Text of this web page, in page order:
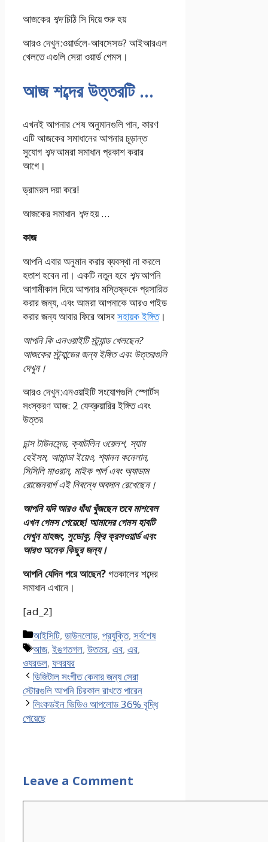
আজকের শব্দচিঠি সি দিয়ে শুরু হয়
আরও দেখুন:ওয়ার্ডলে-আবসেসড? আইআরএল
খেলতে এগুলি সেরা ওয়ার্ড গেমস।
আজ শব্দের উত্তরটি …
এখনই আপনার শেষ অনুমানগুলি পান, কারণ
এটি আজকের সমাধানের আপনার চূড়ান্ত
সুযোগ শব্দআমরা সমাধান প্রকাশ করার
আগে।
ড্রামরল দয়া করে!
আজকের সমাধান শব্দহয় …
কাজ
আপনি এবার অনুমান করার ব্যবস্থা না করলে
হতাশ হবেন না। একটি নতুন হবে শব্দআপনি
আগামীকাল দিয়ে আপনার মস্তিষ্ককে প্রসারিত
করার জন্য, এবং আমরা আপনাকে আরও গাইড
করার জন্য আবার ফিরে আসবসহায়ক ইঙ্গিত।
আপনি কি এনওয়াইটি স্ট্র্যান্ড খেলছেন?
আজকের স্ট্র্যান্ডের জন্য ইঙ্গিত এবং উত্তরগুলি
দেখুন।
আরও দেখুন:এনওয়াইটি সংযোগগুলি স্পোর্টস
সংস্করণ আজ: 2 ফেব্রুয়ারির ইঙ্গিত এবং
উত্তর
চান্স টাউনসেন্ড, ক্যাটলিন ওয়েলশ, স্যাম
হেইসম, আমান্ডা ইয়েও, শ্যানন কনেলান,
সিসিলি মাওরান, মাইক পার্ল এবং অ্যাডাম
রোজেনবার্গ এই নিবন্ধে অবদান রেখেছেন।
আপনি যদি আরও ধাঁধা খুঁজছেন তবে মাশবেল
এখন গেমস পেয়েছে!আমাদের গেমস হাবটি
দেখুনমাহজং, সুডোকু, ফ্রি ক্রসওয়ার্ড এবং
আরও অনেক কিছুর জন্য।
আপনি যেদিন পরে আছেন?গতকালের শব্দের
সমাধান এখানে।
[ad_2]
Categories
আইসিটি, ডাউনলোড, প্রযুক্তি, সর্বশেষ
Tags
আজ,ইঙগতগল, উততর, এব, এর,
ওযরডল, ফবরযর
ডিজিটাল সংগীত কেনার জন্য সেরা
স্টোরগুলি আপনি চিরকাল রাখতে পারেন
লিংকডইন ভিডিও আপলোড 36% বৃদ্ধি
পেয়েছে
Leave a Comment